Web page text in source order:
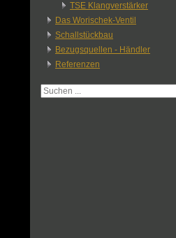
TSE Klangverstärker
Das Worischek-Ventil
Schallstückbau
Bezugsquellen - Händler
Referenzen